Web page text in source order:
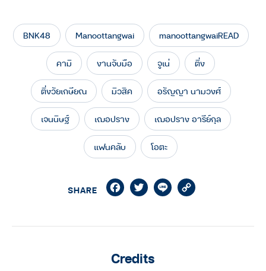
BNK48 Manoottangwai manoottangwaiREAD
คามิ งานจับมือ จูเน่ ติ่ง
ติ่งวัยเกษียณ มิวสิค อรัญญา นามวงศ์
เจนนิษฐ์ เฌอปราง เฌอปราง อารีย์กุล
แฟนคลับ โอตะ
SHARE FacebookTwitterLine
Credits